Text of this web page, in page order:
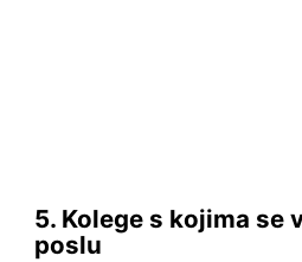
5. Kolege s kojima se
poslu